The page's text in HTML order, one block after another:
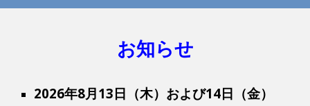
お知らせ
2026年8月13日（木）および14日（金）